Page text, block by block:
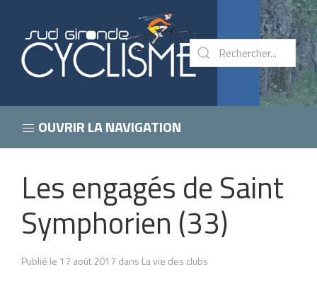
OUVRIR LA NAVIGATION
Les engagés de Saint
Symphorien (33)
Publié le 17 août 2017 dans La vie des clubs